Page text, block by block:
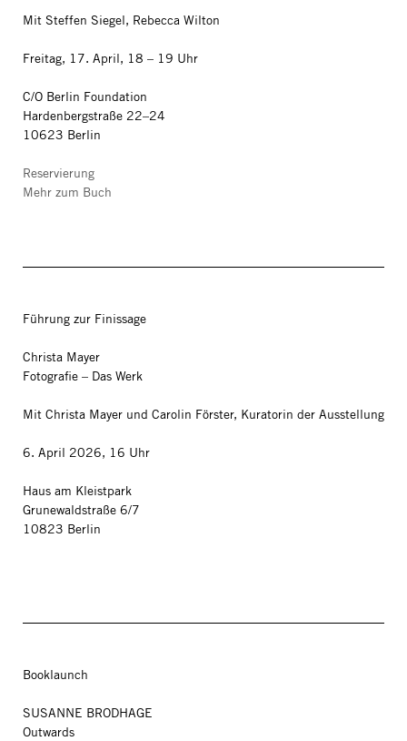
Mit Steffen Siegel, Rebecca Wilton
Freitag, 17. April, 18 – 19 Uhr
C/O Berlin Foundation
Hardenbergstraße 22–24
10623 Berlin
Reservierung
Mehr zum Buch
Führung zur Finissage
Christa Mayer
Fotografie – Das Werk
Mit Christa Mayer und Carolin Förster, Kuratorin der Ausstellung
6. April 2026, 16 Uhr
Haus am Kleistpark
Grunewaldstraße 6/7
10823 Berlin
Booklaunch
SUSANNE BRODHAGE
Outwards